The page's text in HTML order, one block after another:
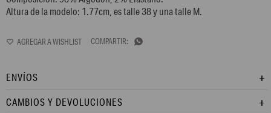
Altura de la modelo: 1.77cm, es talle 38 y una talle M.

ENVÍOS
CAMBIOS Y DEVOLUCIONES